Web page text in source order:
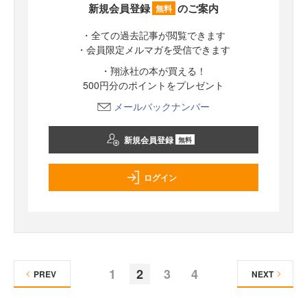
新規会員登録 無料 のご案内
・全ての過去記事が閲覧できます
・会員限定メルマガを受信できます
・翔泳社の本が買える！
500円分のポイントをプレゼント
メールバックナンバー
新規会員登録 無料
ログイン
1 2 3 4
PREV NEXT